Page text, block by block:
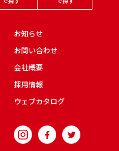
お知らせ
お問い合わせ
会社概要
採用情報
ウェブカタログ